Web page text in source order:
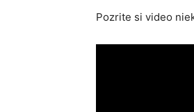
Pozrite si video